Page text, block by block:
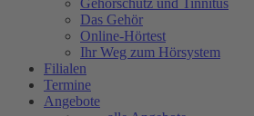
Gehörschutz und Tinnitus
Das Gehör
Online-Hörtest
Ihr Weg zum Hörsystem
Filialen
Termine
Angebote